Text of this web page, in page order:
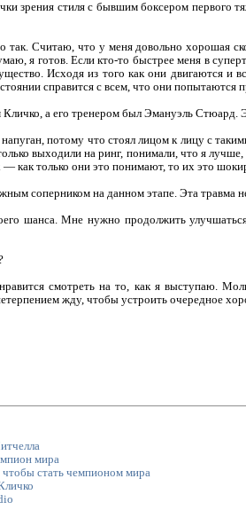
зрения стиля с бывшим боксером первого
Считаю, что у меня довольно хорошая
я готов. Если кто-то быстрее меня в
Исходя из того как они двигаются
справится с всем, что они попытаются
а его тренером был Эмануэль Стюард.
потому что стоял лицом к лицу с
выходили на ринг, понимали, что я
— как только они это понимают, то их это
соперником на данном этапе. Эта травма
шанса. Мне нужно продолжить
смотреть на то, как я выступаю.
жду, чтобы устроить очередное
мира
стать чемпионом мира